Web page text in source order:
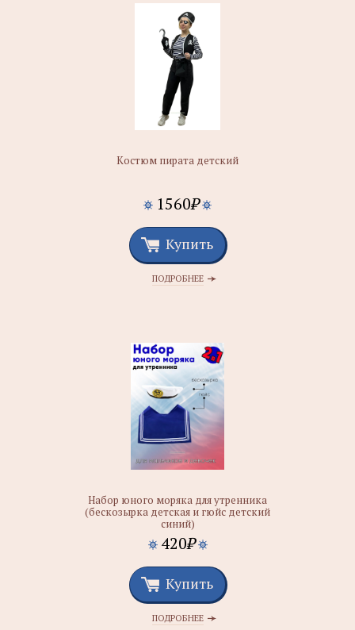
Костюм пирата детский
1560₽
Купить
ПОДРОБНЕЕ
Набор юного моряка для утренника
(бескозырка детская и гюйс детский
синий)
420₽
Купить
ПОДРОБНЕЕ